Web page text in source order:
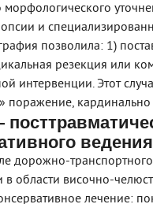
и
позволила: 1)
резекция или
интервенции. Этот
поражение,
области
лечение: